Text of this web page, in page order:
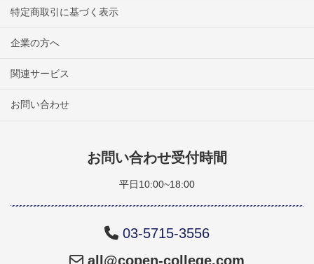
特定商取引に基づく表示
企業の方へ
関連サービス
お問い合わせ
お問い合わせ受付時間
平日10:00~18:00
03-5715-3556
all@copen-college.com